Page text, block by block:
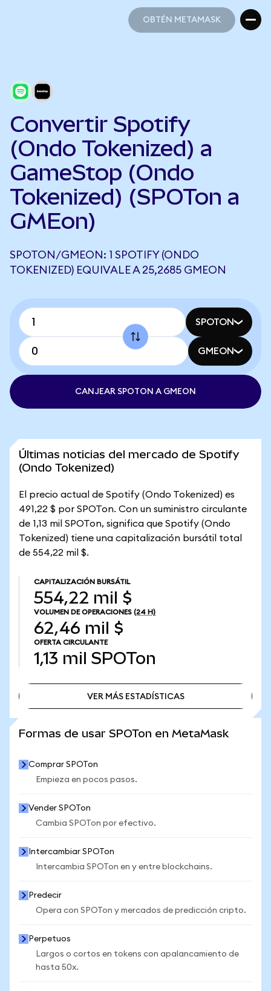
OBTÉN METAMASK
Convertir Spotify
(Ondo Tokenized) a
GameStop (Ondo
Tokenized) (SPOTon a
GMEon)
SPOTON/GMEON: 1 SPOTIFY (ONDO
TOKENIZED) EQUIVALE A 25,2685 GMEON
SPOTON
GMEON
CANJEAR SPOTON A GMEON
Últimas noticias del mercado de Spotify
(Ondo Tokenized)
El precio actual de Spotify (Ondo Tokenized) es
491,22 $ por SPOTon. Con un suministro circulante
de 1,13 mil SPOTon, significa que Spotify (Ondo
Tokenized) tiene una capitalización bursátil total
de 554,22 mil $.
CAPITALIZACIÓN BURSÁTIL
554,22 mil $
VOLUMEN DE OPERACIONES (24 H)
62,46 mil $
OFERTA CIRCULANTE
1,13 mil SPOTon
VER MÁS ESTADÍSTICAS
Formas de usar SPOTon en MetaMask
Comprar SPOTon
Empieza en pocos pasos.
Vender SPOTon
Cambia SPOTon por efectivo.
Intercambiar SPOTon
Intercambia SPOTon en y entre blockchains.
Predecir
Opera con SPOTon y mercados de predicción cripto.
Perpetuos
Largos o cortos en tokens con apalancamiento de
hasta 50x.